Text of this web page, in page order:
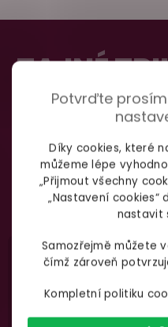
Potvrďte
Díky cookies, které
můžeme lépe
„Přijmout všechny
„Nastavení
nastavit
Samozřejmě můžete
čímž zároveň
Kompletní politiku
100%
Nikdo
Dodání do
Na rychlosti
a okamžitě
Garance
Máte30 dnína
TAJNÉ
Vložením e-mailu